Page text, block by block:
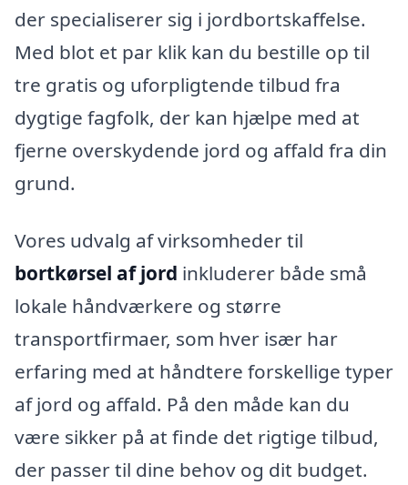
der specialiserer sig i jordbortskaffelse.
Med blot et par klik kan du bestille op til
tre gratis og uforpligtende tilbud fra
dygtige fagfolk, der kan hjælpe med at
fjerne overskydende jord og affald fra din
grund.
Vores udvalg af virksomheder til
bortkørsel af jord inkluderer både små
lokale håndværkere og større
transportfirmaer, som hver især har
erfaring med at håndtere forskellige typer
af jord og affald. På den måde kan du
være sikker på at finde det rigtige tilbud,
der passer til dine behov og dit budget.